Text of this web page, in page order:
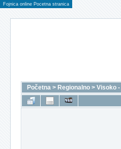
Fojnica online Pocetna stranica
Početna > Regionalno > Visoko